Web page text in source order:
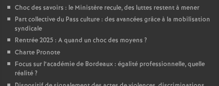
s
o
Choc des savoirs : le Ministère recule, des luttes restent à mener
Part collective du Pass culture : des avancées grâce à la mobilisation
syndicale
Rentrée 2025 : A quand un choc des moyens ?
Charte Pronote
Focus sur l’académie de Bordeaux : égalité professionnelle, quelle
réalité?